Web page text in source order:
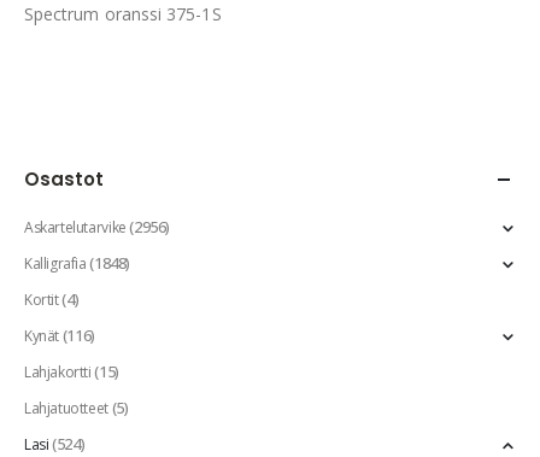
Spectrum oranssi 375-1S
Osastot
Askartelutarvike(2956)
Kalligrafia(1848)
Kortit(4)
Kynät(116)
Lahjakortti(15)
Lahjatuotteet(5)
Lasi(524)